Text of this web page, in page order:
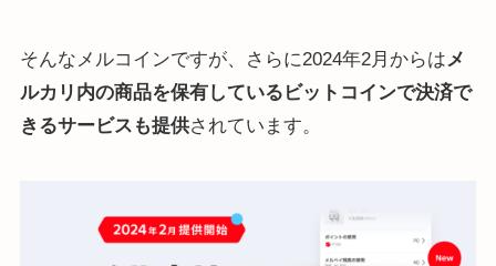
そんなメルコインですが、さらに2024年2月からはメ
ルカリ内の商品を保有しているビットコインで決済で
きるサービスも提供されています。